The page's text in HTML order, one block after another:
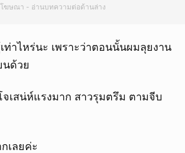
โฆษณา - อ่านบทความต่อด้านล่าง
ท่าไหร่นะ เพราะว่าตอนนั้นผมลุยงาน
นด้วย
จเสน่ห์แรงมาก สาวรุมตรึม ตามจีบ
เลยค่ะ